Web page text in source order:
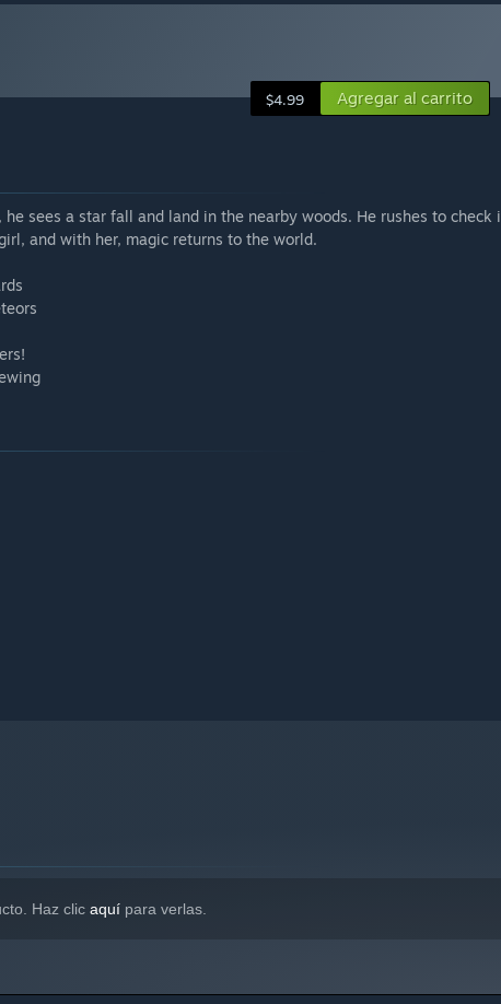
$4.99 Agregar al carrito
sees a star fall and land in the nearby woods. He rushes to check
and with her, magic returns to the world.
Haz clic aquí para verlas.